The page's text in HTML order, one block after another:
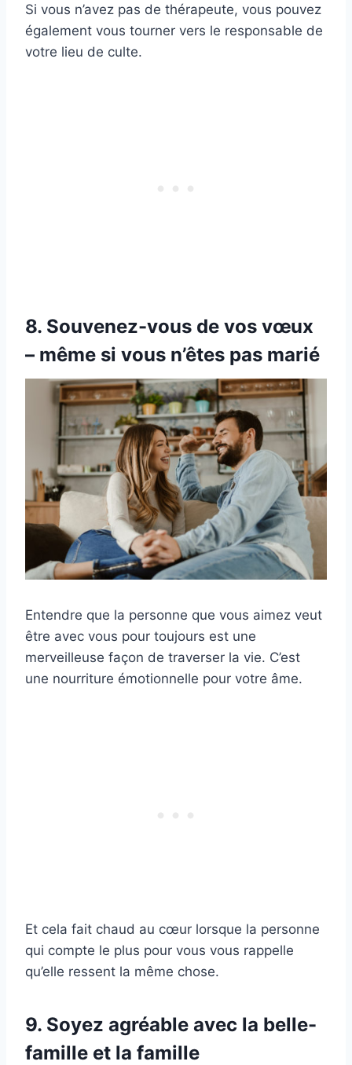
Si vous n’avez pas de thérapeute, vous pouvez
également vous tourner vers le responsable de
votre lieu de culte.
8. Souvenez-vous de vos vœux
– même si vous n’êtes pas marié
Entendre que la personne que vous aimez veut
être avec vous pour toujours est une
merveilleuse façon de traverser la vie. C’est
une nourriture émotionnelle pour votre âme.
Et cela fait chaud au cœur lorsque la personne
qui compte le plus pour vous vous rappelle
qu’elle ressent la même chose.
9. Soyez agréable avec la belle-
famille et la famille